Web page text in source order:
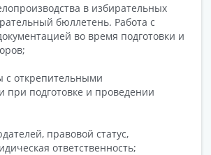
в избирательных
бюллетень. Работа с
во время подготовки и
с открепительными
при подготовке и проведении
правовой статус,
ответственность;